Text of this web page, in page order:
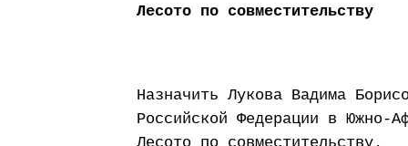
Лесото по совместительству
Назначить Лукова Вадима
Российской Федерации в Южно-
Лесото по совместительству.